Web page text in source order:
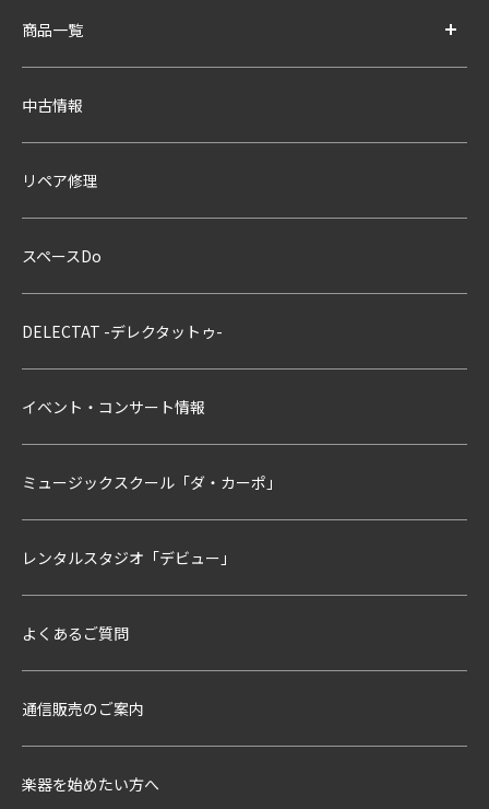
商品一覧
中古情報
リペア修理
スペースDo
DELECTAT -デレクタットゥ-
イベント・コンサート情報
ミュージックスクール「ダ・カーポ」
レンタルスタジオ「デビュー」
よくあるご質問
通信販売のご案内
楽器を始めたい方へ